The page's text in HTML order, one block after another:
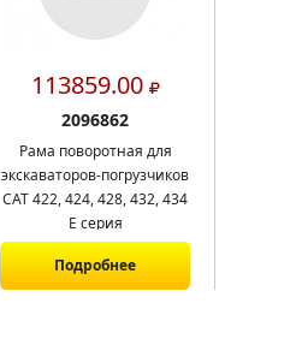
113859.00
2096862
Рама поворотная для
экскаваторов-погрузчиков
CAT 422, 424, 428, 432, 434
E серия
Подробнее